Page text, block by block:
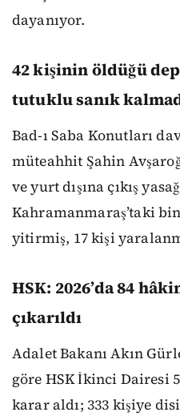
dayanıyor.
42 kişinin öldüğü
tutuklu sanık
Bad-ı Saba Konutları
müteahhit Şahin
ve yurt dışına çıkış
Kahramanmaraş’taki
yitirmiş, 17 kişi
HSK: 2026’da 84
çıkarıldı
Adalet Bakanı Akın
göre HSK İkinci Dairesi
karar aldı; 333 kişiye